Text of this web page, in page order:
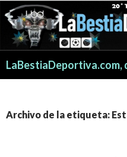
Archivo de la etiqueta: